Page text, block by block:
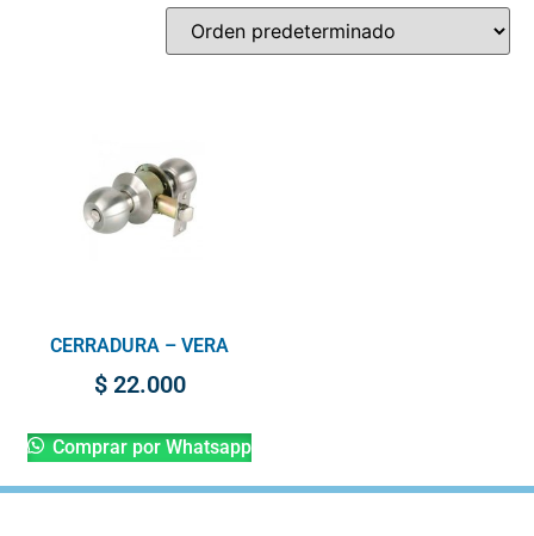
CERRADURA – VERA
$22.000
Comprar por Whatsapp